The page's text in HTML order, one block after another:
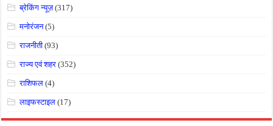
ब्रेकिंग न्यूज़(317)
मनोरंजन(5)
राजनीती (93)
राज्य एवं शहर (352)
राशिफल (4)
लाइफस्टाइल (17)